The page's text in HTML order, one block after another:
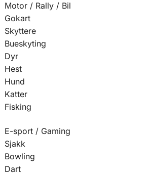
Motor / Rally / Bil
Gokart
Skyttere
Bueskyting
Dyr
Hest
Hund
Katter
Fisking
E-sport / Gaming
Sjakk
Bowling
Dart